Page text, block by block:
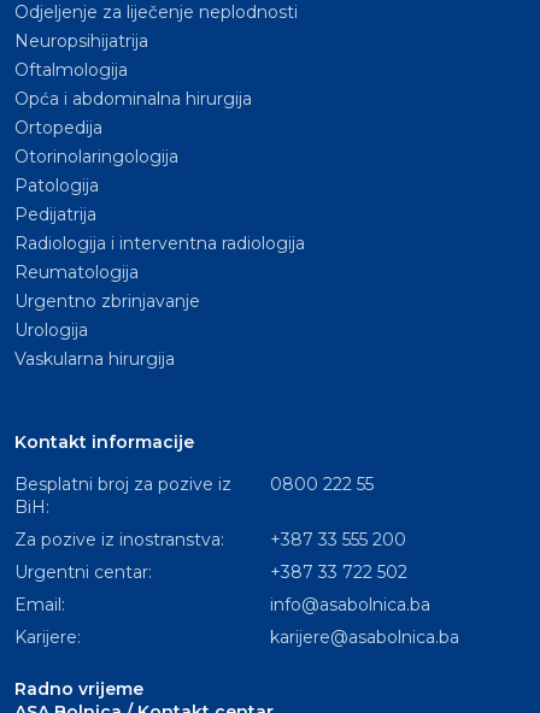
Odjeljenje za liječenje neplodnosti
Neuropsihijatrija
Oftalmologija
Opća i abdominalna hirurgija
Ortopedija
Otorinolaringologija
Patologija
Pedijatrija
Radiologija i interventna radiologija
Reumatologija
Urgentno zbrinjavanje
Urologija
Vaskularna hirurgija
Kontakt informacije
Besplatni broj za pozive iz
BiH:
0800 222 55
Za pozive iz inostranstva:
+387 33 555 200
Urgentni centar:
+387 33 722 502
Email:
info@asabolnica.ba
Karijere:
karijere@asabolnica.ba
Radno vrijeme